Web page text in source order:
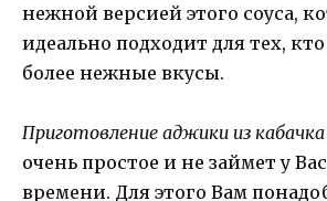
нежной версией этого соуса,
идеально подходит для тех,
более нежные вкусы.
Приготовление аджики из
очень простое и не займет у
времени. Для этого Вам